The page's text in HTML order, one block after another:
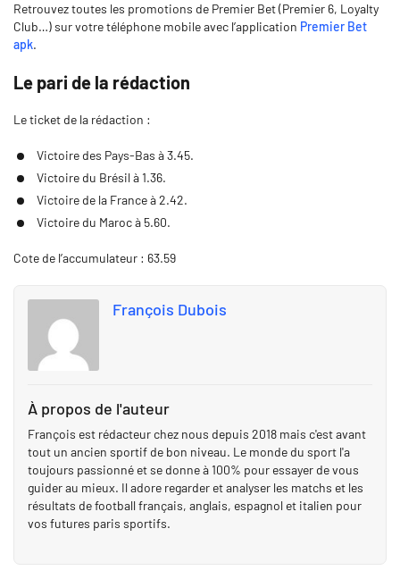
Retrouvez toutes les promotions de Premier Bet (Premier 6, Loyalty
Club…) sur votre téléphone mobile avec l’application Premier Bet
apk.
Le pari de la rédaction
Le ticket de la rédaction :
Victoire des Pays-Bas à 3.45.
Victoire du Brésil à 1.36.
Victoire de la France à 2.42.
Victoire du Maroc à 5.60.
Cote de l’accumulateur : 63.59
François Dubois
À propos de l'auteur
François est rédacteur chez nous depuis 2018 mais c'est avant
tout un ancien sportif de bon niveau. Le monde du sport l'a
toujours passionné et se donne à 100% pour essayer de vous
guider au mieux. Il adore regarder et analyser les matchs et les
résultats de football français, anglais, espagnol et italien pour
vos futures paris sportifs.